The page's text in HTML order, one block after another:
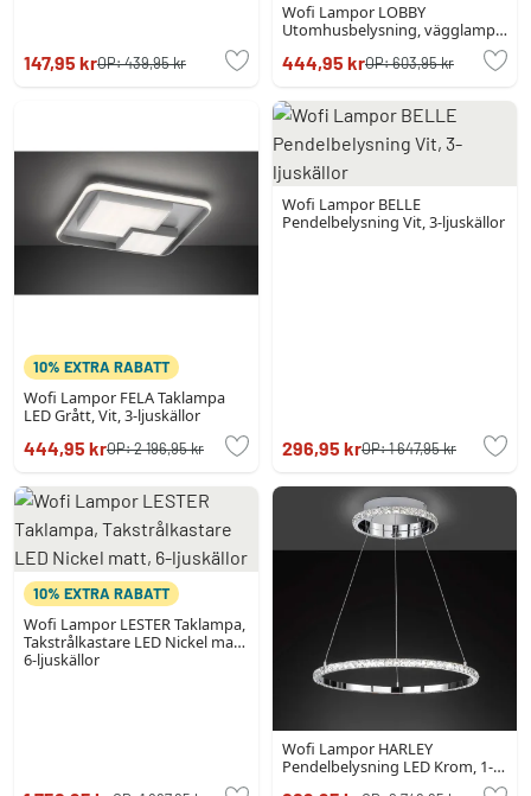
147,95 krOP:439,95 kr
Wofi Lampor LOBBY
Utomhusbelysning, vägglampa
utomhus Antracit, 1-ljuskällor
444,95 krOP:603,95 kr
10% EXTRA RABATT
Wofi Lampor FELA Taklampa
LED Grått, Vit, 3-ljuskällor
444,95 krOP:2 196,95 kr
Wofi Lampor BELLE
Pendelbelysning Vit, 3-ljuskällor
296,95 krOP:1 647,95 kr
10% EXTRA RABATT
Wofi Lampor LESTER Taklampa,
Takstrålkastare LED Nickel matt,
6-ljuskällor
Wofi Lampor HARLEY
Pendelbelysning LED Krom, 1-